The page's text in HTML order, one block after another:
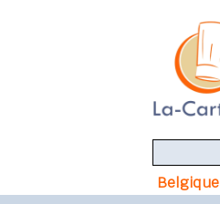
Belgique